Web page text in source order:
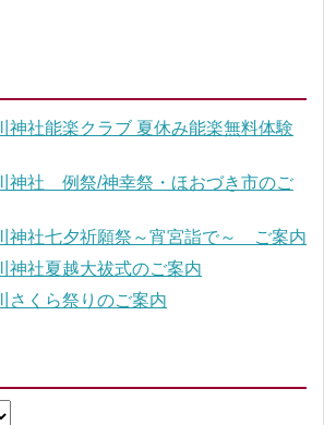
社能楽クラブ 夏休み能楽無料体験
社 例祭/神幸祭・ほおづき市のご
社七夕祈願祭～宵宮詣で～ ご案内
社夏越大祓式のご案内
くら祭りのご案内